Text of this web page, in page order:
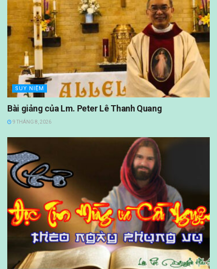
SUY NIỆM
Bài giảng của Lm. Peter Lê Thanh Quang
9 THÁNG 8, 2026